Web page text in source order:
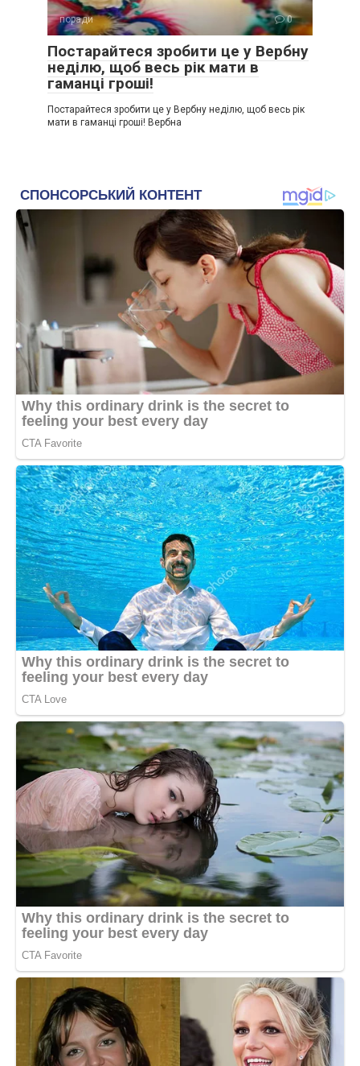
поради 0
Постарайтеся зробити це у Вербну
неділю, щоб весь рік мати в
гаманці гроші!
Постарайтеся зробити це у Вербну неділю, щоб весь рік
мати в гаманці гроші! Вербна